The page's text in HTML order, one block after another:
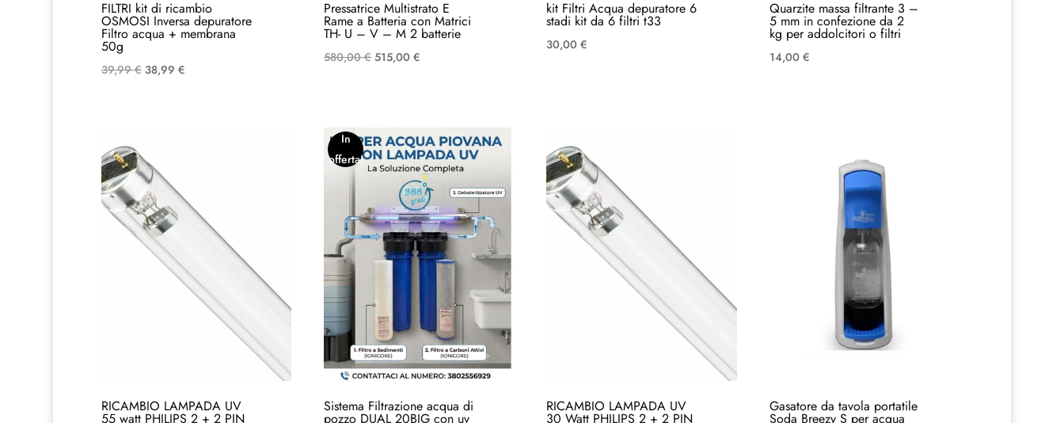
FILTRI kit di ricambio
OSMOSI Inversa depuratore
Filtro acqua + membrana
50g
39,99€ Il
38,99 €Il
Pressatrice Multistrato E
Rame a Batteria con Matrici
TH- U – V – M 2 batterie
580,00€ Il
580,00 €.
515,00€
515,00 €.
kit Filtri Acqua depuratore 6
stadi kit da 6 filtri t33
30,00€
Quarzite massa filtrante 3 –
5 mm in confezione da 2
kg per addolcitori o filtri
14,00 €
RICAMBIO LAMPADA UV
55 watt PHILIPS 2 + 2 PIN
In
offerta!
Sistema Filtrazione acqua di
pozzo DUAL 20BIG con uv
RICAMBIO LAMPADA UV
30 Watt PHILIPS 2 + 2 PIN
Gasatore da tavola portatile
Soda Breezy S per acqua